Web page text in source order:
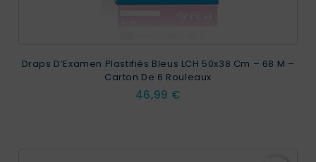
Draps D’Examen Plastifiés Bleus LCH 50x38 Cm – 68 M –
Carton De 6 Rouleaux
Prix
46,99 €